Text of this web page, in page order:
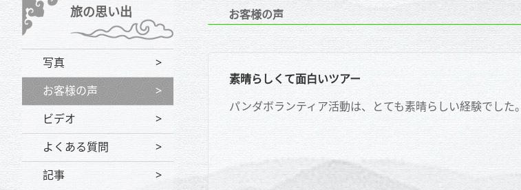
旅の思い出
写真
お客様の声
ビデオ
よくある質問
記事
お客様の声
素晴らしくて面白いツアー
パンダボランティア活動は、とても素晴らしい経験でした。